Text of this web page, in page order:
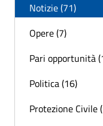
Notizie (71)
Opere (7)
Pari opportunità
Politica (16)
Protezione Civile